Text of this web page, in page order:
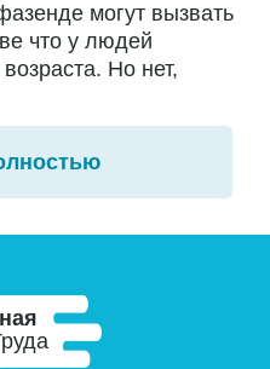
могут вызвать
что у людей
Но нет,